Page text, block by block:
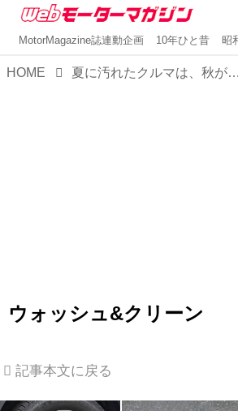
MotorMagazine誌連動企画 10年ひと昔 昭
HOME 夏に汚れたクルマは、秋が来る前に「ウォッシュ＆クリーン EX」でキレイにしておきたい！【MMスタイル コレクション】
ウォッシュ&クリーン
記事本文に戻る